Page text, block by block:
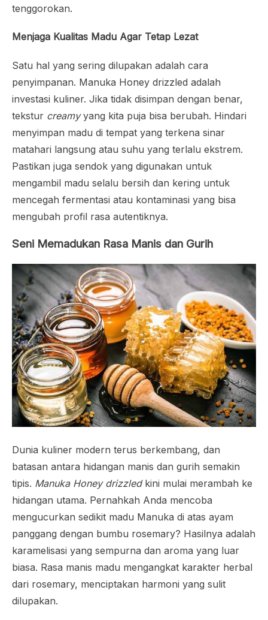
tenggorokan.
Menjaga Kualitas Madu Agar Tetap Lezat
Satu hal yang sering dilupakan adalah cara
penyimpanan. Manuka Honey drizzled adalah
investasi kuliner. Jika tidak disimpan dengan benar,
tekstur creamyyang kita puja bisa berubah. Hindari
menyimpan madu di tempat yang terkena sinar
matahari langsung atau suhu yang terlalu ekstrem.
Pastikan juga sendok yang digunakan untuk
mengambil madu selalu bersih dan kering untuk
mencegah fermentasi atau kontaminasi yang bisa
mengubah profil rasa autentiknya.
Seni Memadukan Rasa Manis dan Gurih
Dunia kuliner modern terus berkembang, dan
batasan antara hidangan manis dan gurih semakin
tipis. Manuka Honey drizzledkini mulai merambah ke
hidangan utama. Pernahkah Anda mencoba
mengucurkan sedikit madu Manuka di atas ayam
panggang dengan bumbu rosemary? Hasilnya adalah
karamelisasi yang sempurna dan aroma yang luar
biasa. Rasa manis madu mengangkat karakter herbal
dari rosemary, menciptakan harmoni yang sulit
dilupakan.